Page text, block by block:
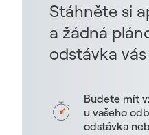
Stáhněte si
a žádná
odstávka
Budete mít
u vašeho
odstávka